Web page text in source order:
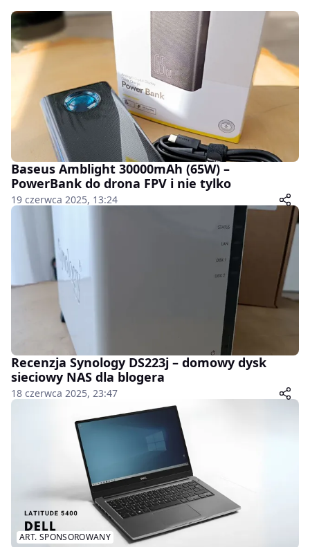
Baseus Amblight 30000mAh (65W) –
PowerBank do drona FPV i nie tylko
19 czerwca 2025, 13:24
Recenzja Synology DS223j – domowy dysk
sieciowy NAS dla blogera
18 czerwca 2025, 23:47
ART. SPONSOROWANY